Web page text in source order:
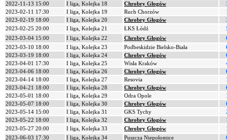
2022-11-13 15:00
I liga, Kolejka 18 Chrobry Głogów
2023-02-11 17:30
I liga, Kolejka 19 Ruch Chorzów
2023-02-19 18:00
I liga, Kolejka 20 Chrobry Głogów
2023-02-25 20:00
I liga, Kolejka 21 ŁKS Łódź
2023-03-04 15:00
I liga, Kolejka 22 Chrobry Głogów
2023-03-10 18:00
I liga, Kolejka 23 Podbeskidzie Bielsko-Biała
2023-03-19 18:00
I liga, Kolejka 24 Chrobry Głogów
2023-04-01 17:30
I liga, Kolejka 25 Wisła Kraków
2023-04-06 18:00
I liga, Kolejka 26 Chrobry Głogów
2023-04-14 18:00
I liga, Kolejka 27 Resovia
2023-04-21 18:00
I liga, Kolejka 28 Chrobry Głogów
2023-05-01 18:00
I liga, Kolejka 29 Odra Opole
2023-05-07 18:00
I liga, Kolejka 30 Chrobry Głogów
2023-05-14 15:00
I liga, Kolejka 31 GKS Tychy
2023-05-22 18:00
I liga, Kolejka 32 Chrobry Głogów
2023-05-27 20:00
I liga, Kolejka 33 Chrobry Głogów
2023-06-03 17:30
I liga, Kolejka 34 Puszcza Niepołomice